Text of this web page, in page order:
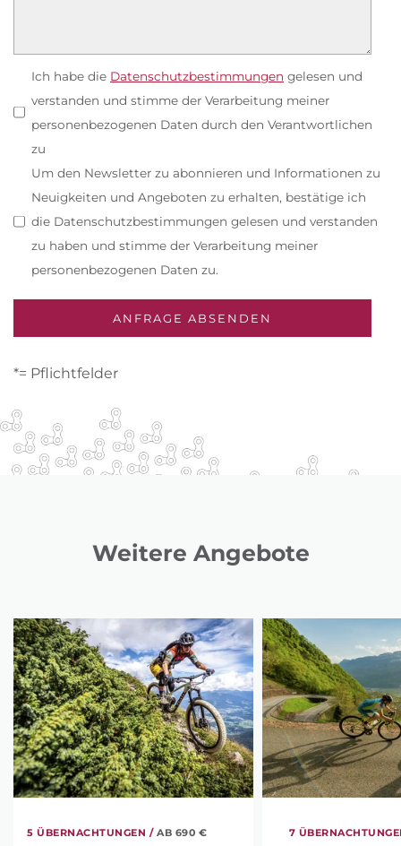
Ich habe die Datenschutzbestimmungen gelesen und
verstanden und stimme der Verarbeitung meiner
personenbezogenen Daten durch den Verantwortlichen
zu
Um den Newsletter zu abonnieren und Informationen zu
Neuigkeiten und Angeboten zu erhalten, bestätige ich
die Datenschutzbestimmungen gelesen und verstanden
zu haben und stimme der Verarbeitung meiner
personenbezogenen Daten zu.
*= Pflichtfelder
Weitere Angebote
5 ÜBERNACHTUNGEN / AB 690 € 7